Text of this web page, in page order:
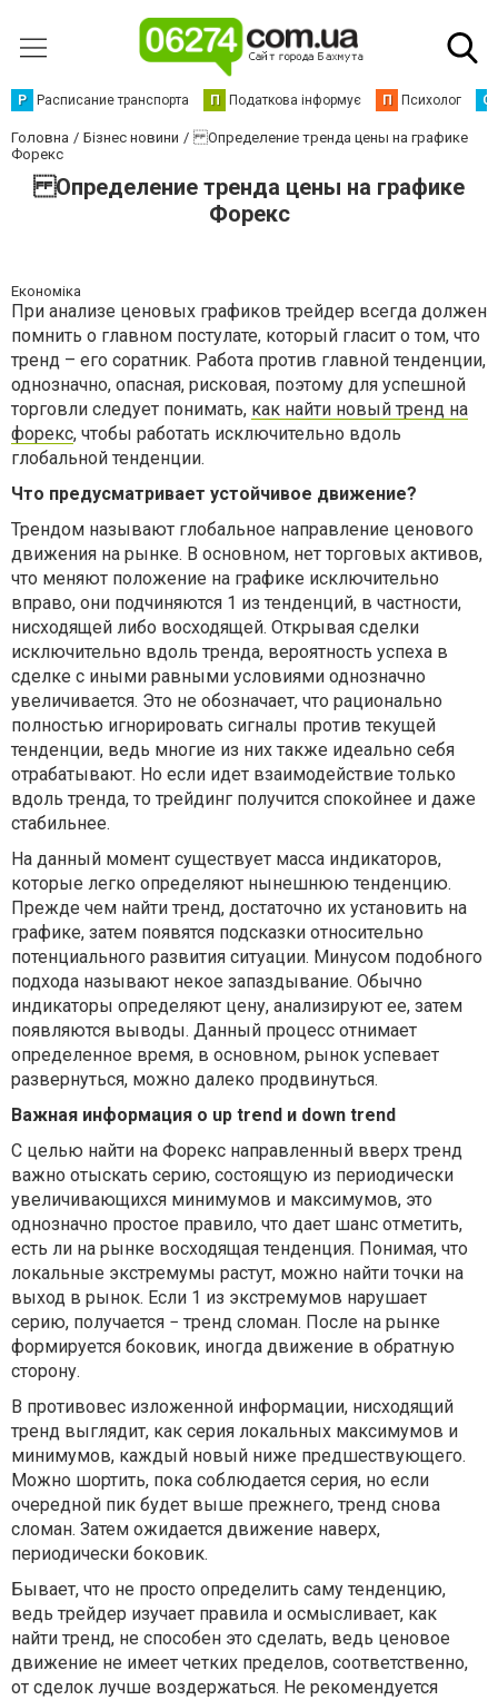
Р Расписание транспорта П Податкова інформує П Психолог С
Головна Бізнес новини
Определение тренда цены на графике
Форекс
Определение тренда цены на графике
Форекс
Економіка
При анализе ценовых графиков трейдер всегда должен
помнить о главном постулате, который гласит о том, что
тренд – его соратник. Работа против главной тенденции,
однозначно, опасная, рисковая, поэтому для успешной
торговли следует понимать, как найти новый тренд на
форекс, чтобы работать исключительно вдоль
глобальной тенденции.
Что предусматривает устойчивое движение?
Трендом называют глобальное направление ценового
движения на рынке. В основном, нет торговых активов,
что меняют положение на графике исключительно
вправо, они подчиняются 1 из тенденций, в частности,
нисходящей либо восходящей. Открывая сделки
исключительно вдоль тренда, вероятность успеха в
сделке с иными равными условиями однозначно
увеличивается. Это не обозначает, что рационально
полностью игнорировать сигналы против текущей
тенденции, ведь многие из них также идеально себя
отрабатывают. Но если идет взаимодействие только
вдоль тренда, то трейдинг получится спокойнее и даже
стабильнее.
На данный момент существует масса индикаторов,
которые легко определяют нынешнюю тенденцию.
Прежде чем найти тренд, достаточно их установить на
графике, затем появятся подсказки относительно
потенциального развития ситуации. Минусом подобного
подхода называют некое запаздывание. Обычно
индикаторы определяют цену, анализируют ее, затем
появляются выводы. Данный процесс отнимает
определенное время, в основном, рынок успевает
развернуться, можно далеко продвинуться.
Важная информация о up trend и down trend
С целью найти на Форекс направленный вверх тренд
важно отыскать серию, состоящую из периодически
увеличивающихся минимумов и максимумов, это
однозначно простое правило, что дает шанс отметить,
есть ли на рынке восходящая тенденция. Понимая, что
локальные экстремумы растут, можно найти точки на
выход в рынок. Если 1 из экстремумов нарушает
серию, получается − тренд сломан. После на рынке
формируется боковик, иногда движение в обратную
сторону.
В противовес изложенной информации, нисходящий
тренд выглядит, как серия локальных максимумов и
минимумов, каждый новый ниже предшествующего.
Можно шортить, пока соблюдается серия, но если
очередной пик будет выше прежнего, тренд снова
сломан. Затем ожидается движение наверх,
периодически боковик.
Бывает, что не просто определить саму тенденцию,
ведь трейдер изучает правила и осмысливает, как
найти тренд, не способен это сделать, ведь ценовое
движение не имеет четких пределов, соответственно,
от сделок лучше воздержаться. Не рекомендуется